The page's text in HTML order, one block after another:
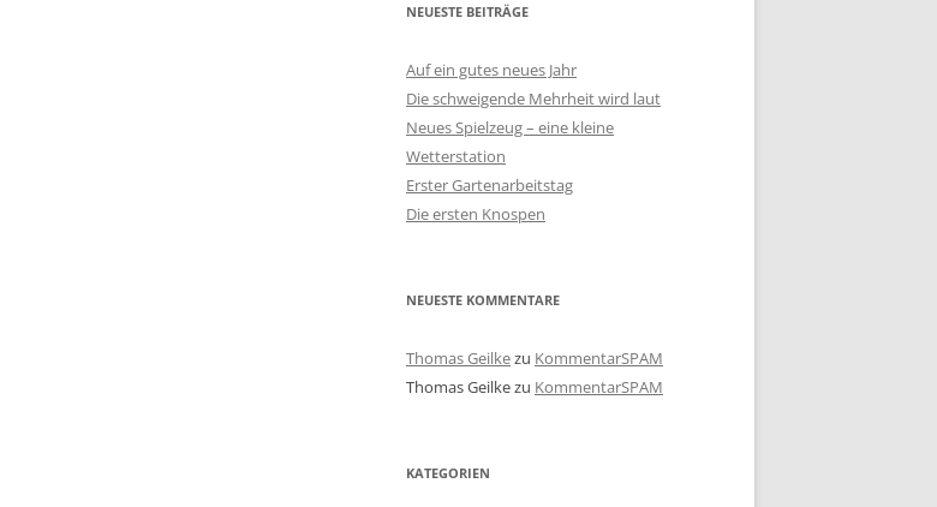
NEUESTE BEITRÄGE
Auf ein gutes neues Jahr
Die schweigende Mehrheit wird laut
Neues Spielzeug – eine kleine
Wetterstation
Erster Gartenarbeitstag
Die ersten Knospen
NEUESTE KOMMENTARE
Thomas Geilkezu KommentarSPAM
Thomas Geilkezu KommentarSPAM
KATEGORIEN